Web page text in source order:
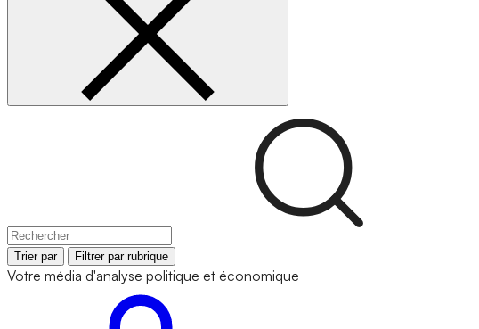
Trier par Filtrer par rubrique
Votre média d'analyse politique et économique